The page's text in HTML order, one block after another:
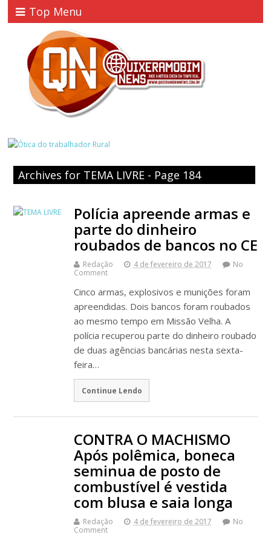
Top Menu
Archives for TEMA LIVRE - Page 184
Polícia apreende armas e
parte do dinheiro
roubados de bancos no CE
Redação 4 de fevereiro de 2017
No
Comment
Cinco armas, explosivos e munições foram
apreendidas. Dois bancos foram roubados
ao mesmo tempo em Missão Velha. A
polícia recuperou parte do dinheiro roubado
de duas agências bancárias nesta sexta-
feira…
Continue Lendo
CONTRA O MACHISMO
Após polêmica, boneca
seminua de posto de
combustível é vestida
com blusa e saia longa
Redação 4 de fevereiro de 2017
No
Comment